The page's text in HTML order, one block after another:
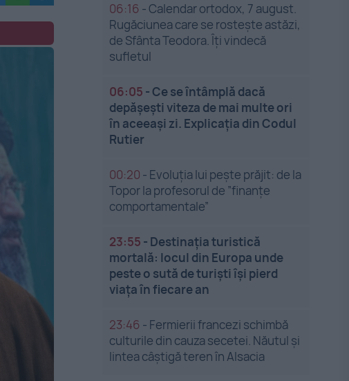
06:16 -Calendar ortodox, 7 august.
Rugăciunea care se rostește astăzi,
de Sfânta Teodora. Îți vindecă
sufletul
06:05 -Ce se întâmplă dacă
depășești viteza de mai multe ori
în aceeași zi. Explicația din Codul
Rutier
00:20 - Evoluția lui pește prăjit: de la
Topor la profesorul de ”finanțe
comportamentale”
23:55 - Destinația turistică
mortală: locul din Europa unde
peste o sută de turiști își pierd
viața în fiecare an
23:46 - Fermierii francezi schimbă
culturile din cauza secetei. Năutul și
lintea câștigă teren în Alsacia